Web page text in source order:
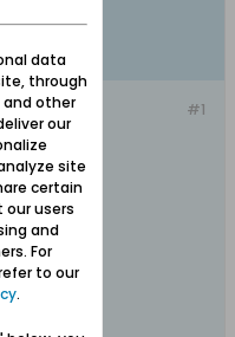
#1
usw.
data
through
and other
our
site
certain
users
and
For
to our
.